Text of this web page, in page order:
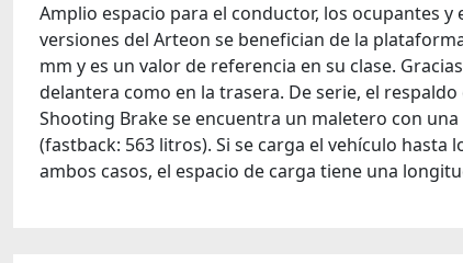
Amplio espacio para el conductor, los ocupantes
versiones del Arteon se benefician de la
mm y es un valor de referencia en su clase.
delantera como en la trasera. De serie, el
Shooting Brake se encuentra un maletero con
(fastback: 563 litros). Si se carga el vehículo
ambos casos, el espacio de carga tiene una